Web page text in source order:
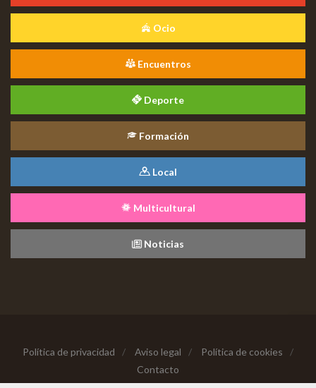
Ocio
Encuentros
Deporte
Formación
Local
Multicultural
Noticias
Política de privacidad / Aviso legal / Política de cookies
/
Contacto